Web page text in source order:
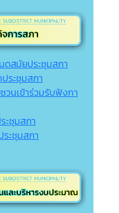
ดสมัยประชุมสภา
ระชุมสภา
วนเข้าร่วมรับฟังกา
ะชุมสภา
ระชุมสภา